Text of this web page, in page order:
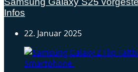
Infos
22. Januar 2025